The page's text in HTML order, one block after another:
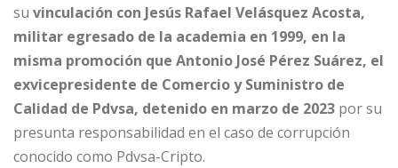
su vinculación con Jesús Rafael Velásquez Acosta,
militar egresado de la academia en 1999, en la
misma promoción que Antonio José Pérez Suárez, el
exvicepresidente de Comercio y Suministro de
Calidad de Pdvsa, detenido en marzo de 2023 por su
presunta responsabilidad en el caso de corrupción
conocido como Pdvsa-Cripto.